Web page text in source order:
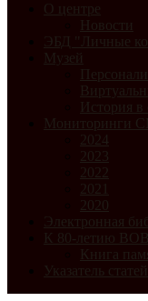
О центре
Новости
ЭБД "Личные
Музей
История в
Мониторинги
2024
2023
2022
2021
2020
Электронная
К 80-летию ВОВ
Книга
Указатель статей